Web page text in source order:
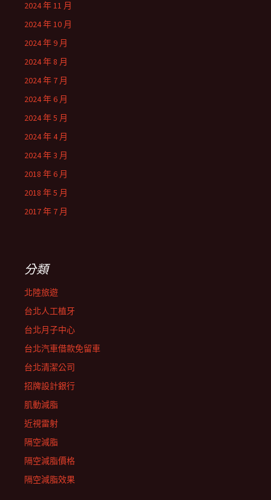
2024 年 11 月
2024 年 10 月
2024 年 9 月
2024 年 8 月
2024 年 7 月
2024 年 6 月
2024 年 5 月
2024 年 4 月
2024 年 3 月
2018 年 6 月
2018 年 5 月
2017 年 7 月
分類
北陸旅遊
台北人工植牙
台北月子中心
台北汽車借款免留車
台北清潔公司
招牌設計銀行
肌動減脂
近視雷射
隔空減脂
隔空減脂價格
隔空減脂效果